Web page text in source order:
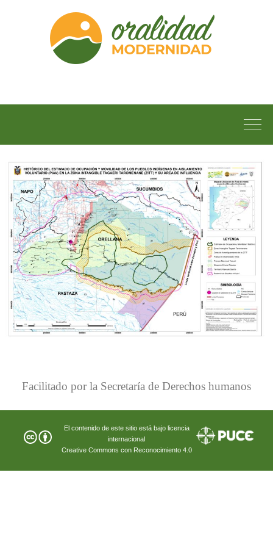
Facilitado por la Secretaría de Derechos humanos
El contenido de este sitio está bajo licencia
internacional
Creative Commons con Reconocimiento 4.0